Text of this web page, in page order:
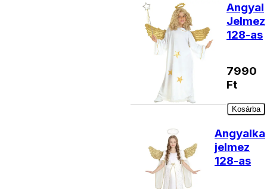
Angyal
Jelmez
128-as
7990
Ft
Kosárba
Angyalka
jelmez
128-as